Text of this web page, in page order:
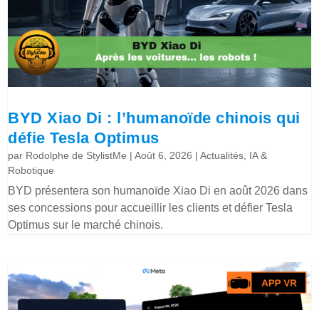
BYD Xiao Di : l’humanoïde chinois qui
défie Tesla Optimus
par Rodolphe de StylistMe |Août 6, 2026 |Actualités IA &
Robotique
BYD présentera son humanoïde Xiao Di en août 2026 dans
ses concessions pour accueillir les clients et défier Tesla
Optimus sur le marché chinois.